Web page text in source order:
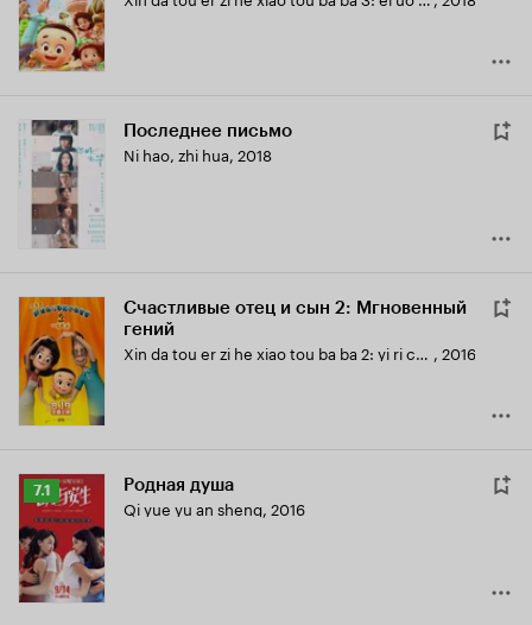
Последнее письмо
Ni hao, zhi hua, 2018
Счастливые отец и сын 2: Мгновенный
гений
Xin da tou er zi he xiao tou ba ba 2: yi ri cheng cai , 2016
Рейтинг
Кинопоиска
7.1
7.1 Родная душа
Qi yue yu an sheng, 2016